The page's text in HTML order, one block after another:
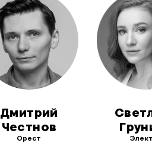
Дмитрий
Честнов
Орест